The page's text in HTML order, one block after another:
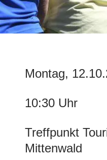
Montag,
10:30 Uhr
Treffpunkt
Mittenwald